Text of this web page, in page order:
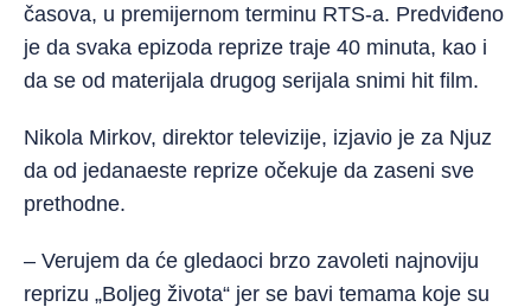
časova, u premijernom terminu RTS-a. Predviđeno
je da svaka epizoda reprize traje 40 minuta, kao i
da se od materijala drugog serijala snimi hit film.
Nikola Mirkov, direktor televizije, izjavio je za Njuz
da od jedanaeste reprize očekuje da zaseni sve
prethodne.
– Verujem da će gledaoci brzo zavoleti najnoviju
reprizu „Boljeg života“ jer se bavi temama koje su